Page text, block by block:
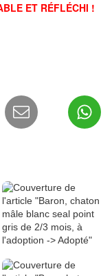
ET RÉFLÉCHI !